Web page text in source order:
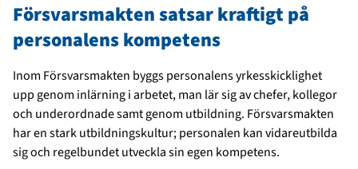
Försvarsmakten satsar kraftigt på
personalens kompetens
Inom Försvarsmakten byggs personalens yrkesskicklighet
upp genom inlärning i arbetet, man lär sig av chefer, kollegor
och underordnade samt genom utbildning. Försvarsmakten
har en stark utbildningskultur; personalen kan vidareutbilda
sig och regelbundet utveckla sin egen kompetens.